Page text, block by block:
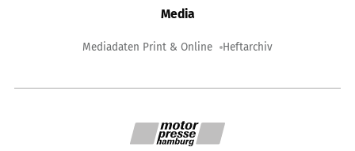
Media
Mediadaten Print & Online Heftarchiv